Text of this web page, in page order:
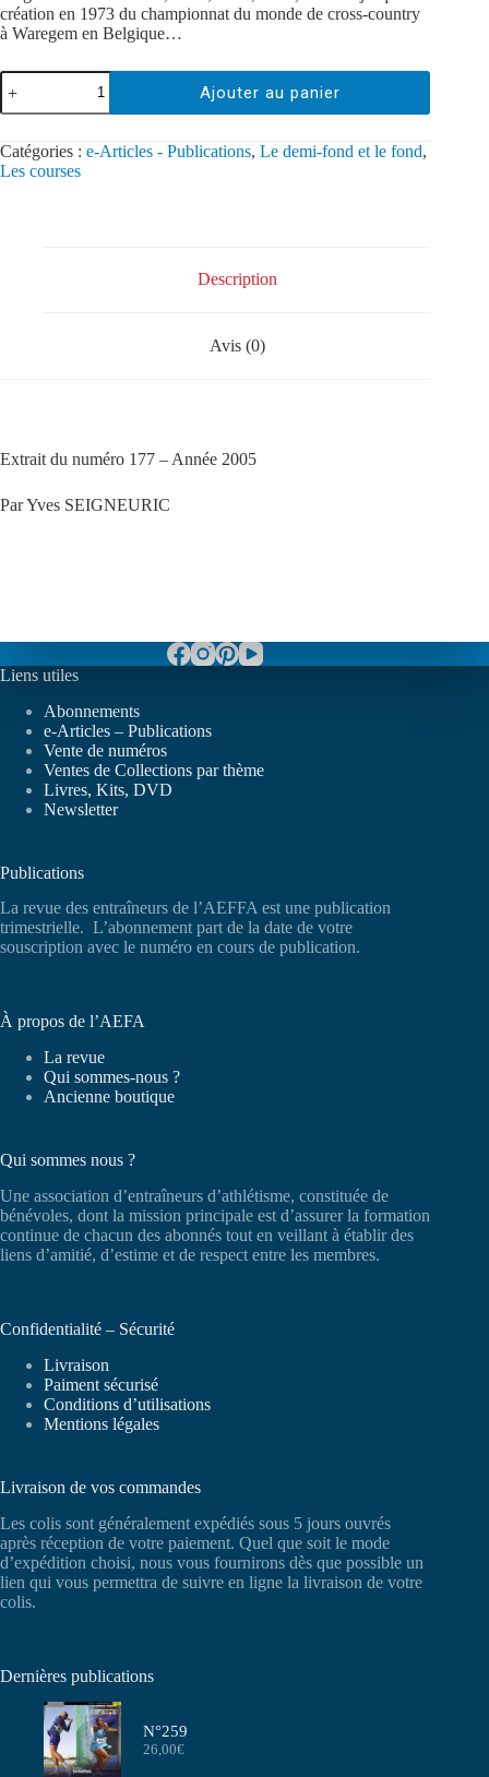
création en 1973 du championnat du monde de cross-country
à Waregem en Belgique…
Ajouter au panier
Catégories : e-Articles - Publications, Le demi-fond et le fond,
Les courses
Description
Avis (0)
Extrait du numéro 177 – Année 2005
Par Yves SEIGNEURIC
Liens utiles
Abonnements
e-Articles – Publications
Vente de numéros
Ventes de Collections par thème
Livres, Kits, DVD
Newsletter
Publications
La revue des entraîneurs de l’AEFFA est une publication
trimestrielle. L’abonnement part de la date de votre
souscription avec le numéro en cours de publication.
À propos de l’AEFA
La revue
Qui sommes-nous ?
Ancienne boutique
Qui sommes nous ?
Une association d’entraîneurs d’athlétisme, constituée de
bénévoles, dont la mission principale est d’assurer la formation
continue de chacun des abonnés tout en veillant à établir des
liens d’amitié, d’estime et de respect entre les membres.
Confidentialité – Sécurité
Livraison
Paiment sécurisé
Conditions d’utilisations
Mentions légales
Livraison de vos commandes
Les colis sont généralement expédiés sous 5 jours ouvrés
après réception de votre paiement. Quel que soit le mode
d’expédition choisi, nous vous fournirons dès que possible un
lien qui vous permettra de suivre en ligne la livraison de votre
colis.
Dernières publications
N°259
26,00€